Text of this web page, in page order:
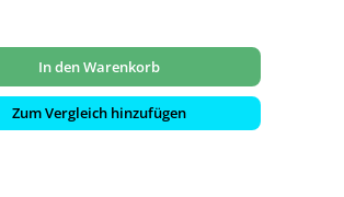
In den Warenkorb
Zum Vergleich hinzufügen